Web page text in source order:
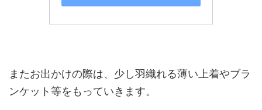
またお出かけの際は、少し羽織れる薄い上着やブラ
ンケット等をもっていきます。